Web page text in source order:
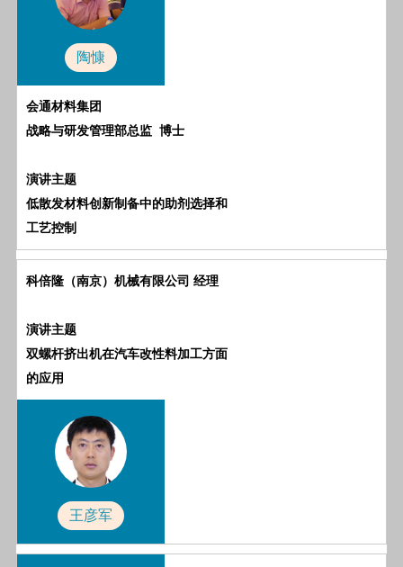
陶慷
会通材料集团
战略与研发管理部总监 博士
演讲主题
低散发材料创新制备中的助剂选择和
工艺控制
科倍隆（南京）机械有限公司 经理
演讲主题
双螺杆挤出机在汽车改性料加工方面
的应用
王彦军